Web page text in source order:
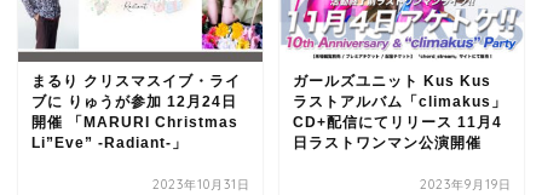
まるり クリスマスイブ・ライ
ブに りゅうが参加 12月24日
開催 「MARURI Christmas
Li”Eve” -Radiant-」
2023年10月31日
ガールズユニット Kus Kus
ラストアルバム「climakus」
CD+配信にてリリース 11月4
日ラストワンマン公演開催
2023年9月19日